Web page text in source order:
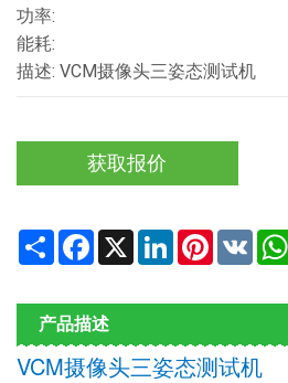
功率:
能耗:
描述: VCM摄像头三姿态测试机
获取报价
Share Facebook
X LinkedInPinterest
VK
产品描述
VCM摄像头三姿态测试机